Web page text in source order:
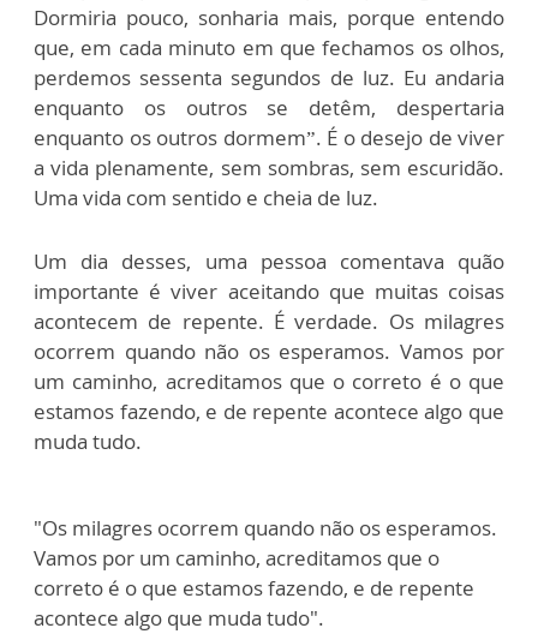
Dormiria pouco, sonharia mais, porque entendo
que, em cada minuto em que fechamos os olhos,
perdemos sessenta segundos de luz. Eu andaria
enquanto os outros se detêm, despertaria
enquanto os outros dormem”. É o desejo de viver
a vida plenamente, sem sombras, sem escuridão.
Uma vida com sentido e cheia de luz.
Um dia desses, uma pessoa comentava quão
importante é viver aceitando que muitas coisas
acontecem de repente. É verdade. Os milagres
ocorrem quando não os esperamos. Vamos por
um caminho, acreditamos que o correto é o que
estamos fazendo, e de repente acontece algo que
muda tudo.
"Os milagres ocorrem quando não os esperamos.
Vamos por um caminho, acreditamos que o
correto é o que estamos fazendo, e de repente
acontece algo que muda tudo".